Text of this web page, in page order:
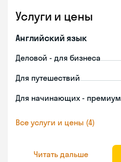
Услуги и цены
Английский язык
Деловой - для бизнеса
Для путешествий
Для начинающих - премиум
Все услуги и цены (4)
Читать дальше